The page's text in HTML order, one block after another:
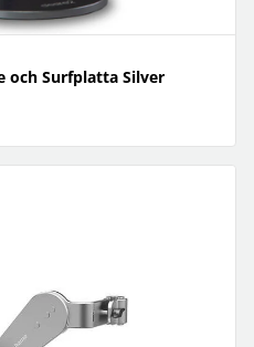
och Surfplatta Silver